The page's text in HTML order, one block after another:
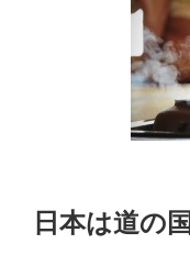
日本は道の国